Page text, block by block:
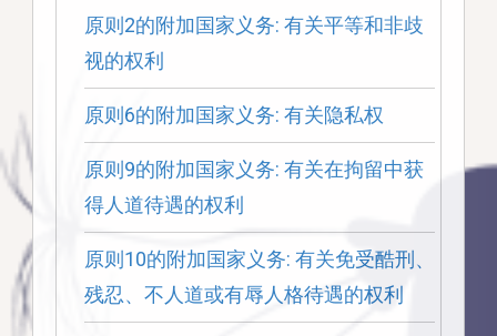
原则2的附加国家义务: 有关平等和非歧
视的权利
原则6的附加国家义务: 有关隐私权
原则9的附加国家义务: 有关在拘留中获
得人道待遇的权利
原则10的附加国家义务: 有关免受酷刑、
残忍、不人道或有辱人格待遇的权利